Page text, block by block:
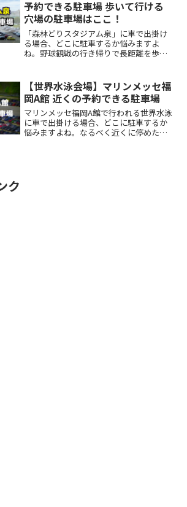
予約できる駐車場 歩いて行ける
穴場の駐車場はここ！
「森林どりスタジアム泉」に車で出掛け
る場合、どこに駐車するか悩みますよ
ね。野球観戦の行き帰りで長距離を歩く
感が欲しい時間料金を気にせず楽しみた
い駐車場を探すのに時間をかReadMore...
【世界水泳会場】マリンメッセ福
岡A館 近くの予約できる駐車場
マリンメッセ福岡A館で行われる世界水泳
に車で出掛ける場合、どこに駐車するか
悩みますよね。なるべく近くに停めたい
ク